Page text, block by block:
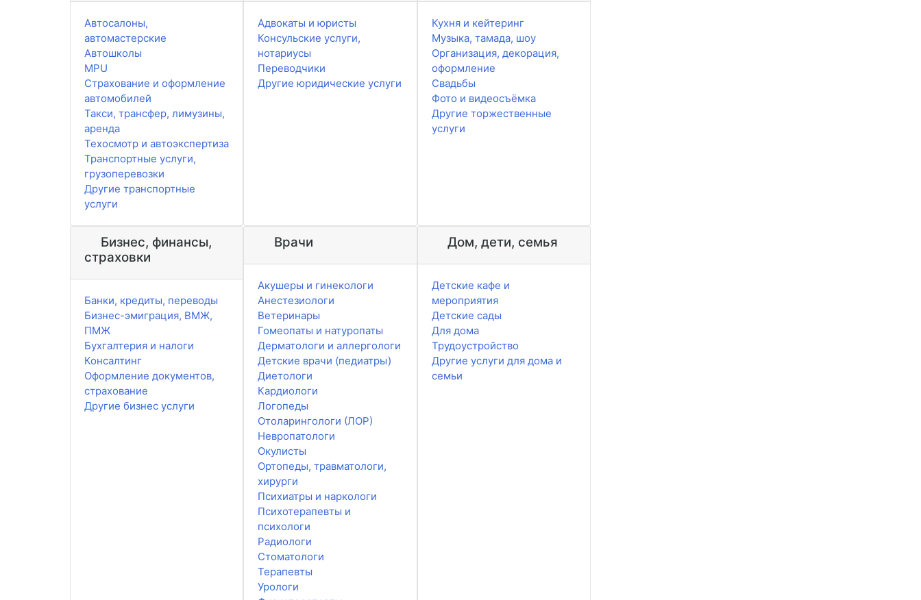
Автосалоны,
автомастерские
Автошколы
MPU
Страхование и оформление
автомобилей
Такси, трансфер, лимузины,
аренда
Техосмотр и автоэкспертиза
Транспортные услуги,
грузоперевозки
Другие транспортные
услуги
Адвокаты и юристы
Консульские услуги,
нотариусы
Переводчики
Другие юридические услуги
Кухня и кейтеринг
Музыка, тамада, шоу
Организация, декорация,
оформление
Свадьбы
Фото и видеосъёмка
Другие торжественные
услуги
Бизнес, финансы,
страховки
Банки, кредиты, переводы
Бизнес-эмиграция, ВМЖ,
ПМЖ
Бухгалтерия и налоги
Консалтинг
Оформление документов,
страхование
Другие бизнес услуги
Врачи
Акушеры и гинекологи
Анестезиологи
Ветеринары
Гомеопаты и натуропаты
Дерматологи и аллергологи
Детские врачи (педиатры)
Диетологи
Кардиологи
Логопеды
Отоларингологи (ЛОР)
Невропатологи
Окулисты
Ортопеды, травматологи,
хирурги
Психиатры и наркологи
Психотерапевты и
психологи
Радиологи
Стоматологи
Терапевты
Урологи
Дом, дети, семья
Детские кафе и
мероприятия
Детские сады
Для дома
Трудоустройство
Другие услуги для дома и
семьи